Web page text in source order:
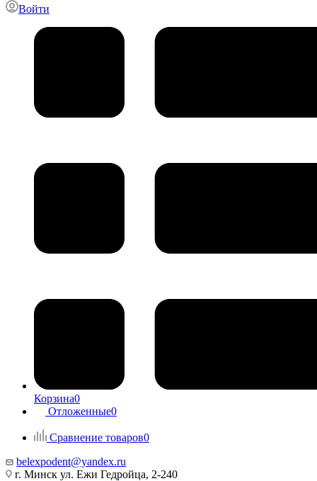
Войти
Корзина0
Отложенные0
Сравнение товаров0
belexpodent@yandex.ru
г. Минск ул. Ежи Гедройца, 2-240